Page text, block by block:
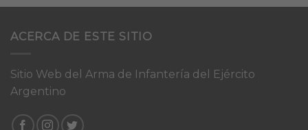
ACERCA DE ESTE SITIO
Sitio Web del Arma de Infantería del Ejército
Argentino